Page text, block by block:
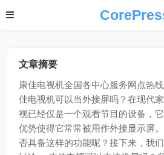
文章摘要
康佳电视机全国各中心服务网点热
佳电视机可以当外接屏吗？在现代
视已经仅是一个观看节目的设备，
优势使得它常常被用作外接显示屏
否具备这样的功能呢？接下来，我